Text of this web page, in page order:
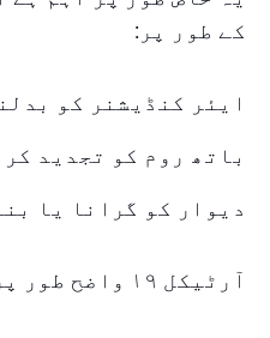
کے طور پر:
ایئر کنڈیشنر کو
باتھ روم کو تجدید
دیوار کو گرانا یا
آرٹیکل ١٩ واضح طور پر بیان کرتا ہے: